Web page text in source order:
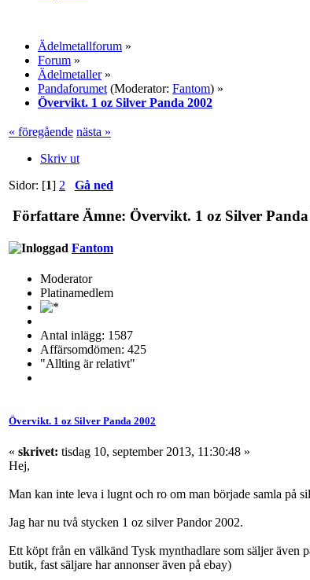
Ädelmetallforum »
Forum »
Ädelmetaller»
Pandaforumet (Moderator: Fantom) »
Övervikt. 1 oz Silver Panda 2002
« föregående nästa »
Skriv ut
Sidor: [1] 2 Gå ned
Författare Ämne: Övervikt. 1 oz Silver
Fantom
Moderator
Platinamedlem
Antal inlägg: 1587
Affärsomdömen: 425
"Allting är relativt"
Övervikt. 1 oz Silver Panda 2002
« skrivet: tisdag 10, september 2013, 11:30:48 »
Hej,
Man kan inte leva i lugnt och ro om man började samla på
Jag har nu två stycken 1 oz silver Pandor 2002.
Ett köpt från en välkänd Tysk mynthadlare som säljer även
butik, fast säljare har annonser även på ebay)